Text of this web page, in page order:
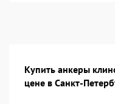
Купить анкеры
цене в Санкт-